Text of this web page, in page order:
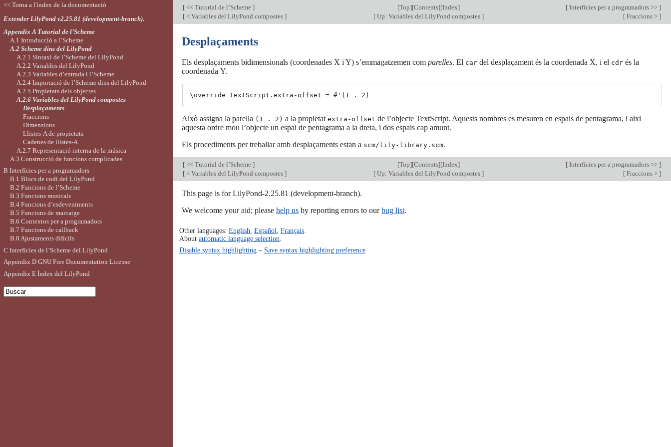
[ << Tutorial de l’Scheme ] [Top][Contents][Index] [ Interfícies per a programadors >> ]
[ < Variables del LilyPond compostes ] [Up: Variables del LilyPond compostes ] [ Fraccions > ]
Desplaçaments
Els desplaçaments bidimensionals (coordenades X i Y) s’emmagatzemen com parelles. El car del desplaçament és la coordenada X, i el cdr és la
coordenada Y.
Això assigna la parella (1 . 2) a la propietat extra-offset de l’objecte TextScript. Aquests nombres es mesuren en espais de pentagrama, i aixi
aquesta ordre mou l’objecte un espai de pentagrama a la dreta, i dos espais cap amunt.
Els procediments per treballar amb desplaçaments estan a scm/lily-library.scm.
[ << Tutorial de l’Scheme ] [Top][Contents][Index] [ Interfícies per a programadors >> ]
[ < Variables del LilyPond compostes ] [Up: Variables del LilyPond compostes ] [ Fraccions > ]
This page is for LilyPond-2.25.81 (development-branch).
We welcome your aid; please help us by reporting errors to ourbug list.
Other languages: English Español Français.
About automatic language selection
Disable syntax highlighting– Save syntax highlighting preference
<< Torna a l'índex de la documentació
Extender LilyPond v2.25.81 (development-branch).
Appendix A Tutorial de l’Scheme
A.1 Introducció a l’Scheme
A.2 Scheme dins del LilyPond
A.2.1 Sintaxi de l’Scheme del LilyPond
A.2.2 Variables del LilyPond
A.2.3 Variables d’entrada i l’Scheme
A.2.4 Importació de l’Scheme dins del LilyPond
A.2.5 Propietats dels objectes
A.2.6 Variables del LilyPond compostes
Desplaçaments
Fraccions
Dimensions
Llistes-A de propietats
Cadenes de llistes-A
A.2.7 Representació interna de la música
A.3 Construcció de funcions complicades
B Interfícies per a programadors
B.1 Blocs de codi del LilyPond
B.2 Funcions de l’Scheme
B.3 Funcions musicals
B.4 Funcions d’esdeveniments
B.5 Funcions de marcatge
B.6 Contextos per a programadors
B.7 Funcions de callback
B.8 Ajustaments difícils
C Interfícies de l’Scheme del LilyPond
Appendix D GNU Free Documentation License
Appendix E Índex del LilyPond